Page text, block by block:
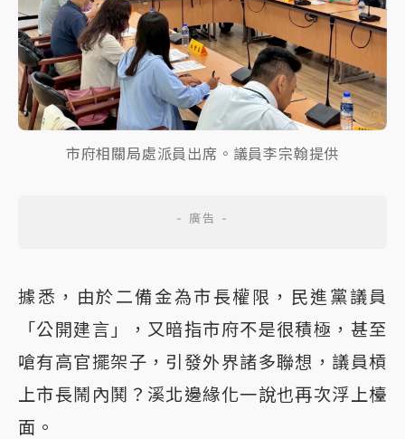
市府相關局處派員出席。議員李宗翰提供
據悉，由於二備金為市長權限，民進黨議員
「公開建言」，又暗指市府不是很積極，甚至
嗆有高官擺架子，引發外界諸多聯想，議員槓
上市長鬧內鬨？溪北邊緣化一說也再次浮上檯
面。